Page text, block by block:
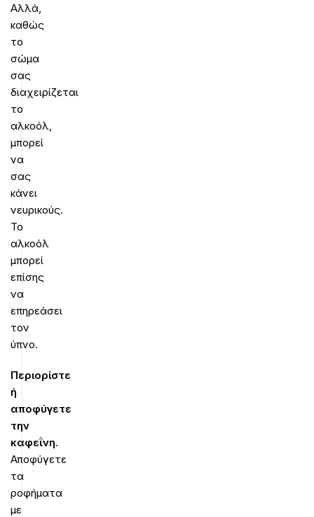
Αλλά,
καθώς
το
σώμα
σας
διαχειρίζεται
το
αλκοόλ,
μπορεί
να
σας
κάνει
νευρικούς.
Το
αλκοόλ
μπορεί
επίσης
να
επηρεάσει
τον
ύπνο.
Περιορίστε
ή
αποφύγετε
την
καφεΐνη.
Αποφύγετε
τα
ροφήματα
με